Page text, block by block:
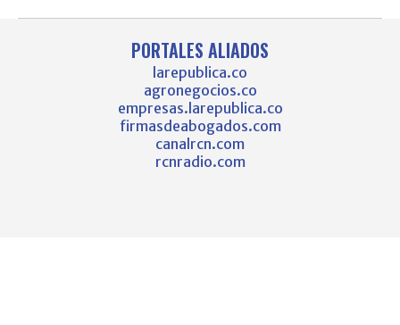
PORTALES ALIADOS
larepublica.co
agronegocios.co
empresas.larepublica.co
firmasdeabogados.com
canalrcn.com
rcnradio.com